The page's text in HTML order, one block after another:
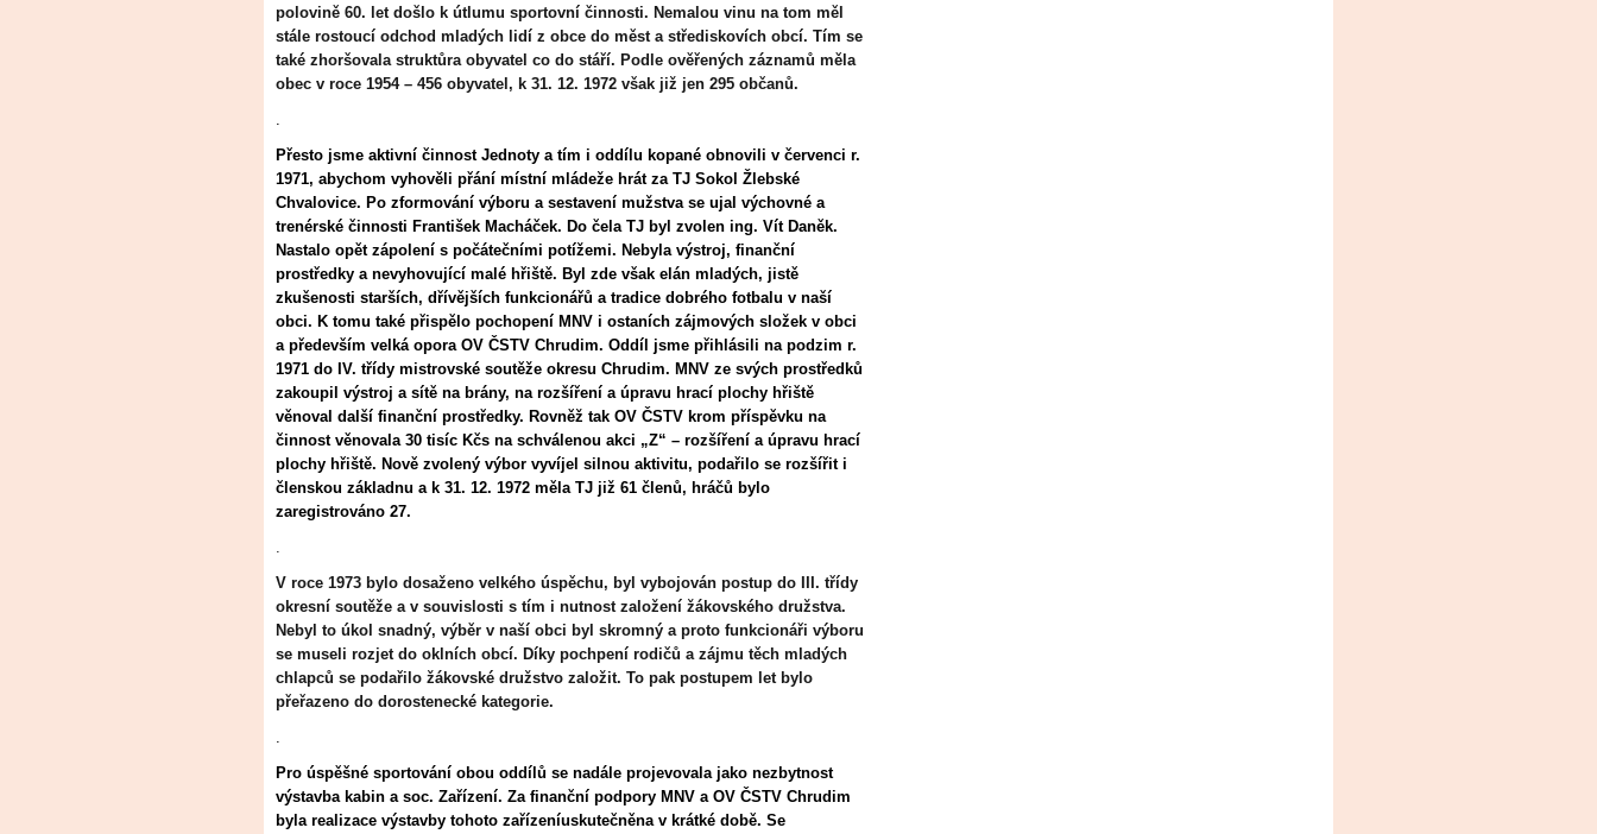
polovině 60. let došlo k útlumu sportovní činnosti. Nemalou vinu na tom měl
stále rostoucí odchod mladých lidí z obce do měst a střediskovích obcí. Tím se
také zhoršovala struktůra obyvatel co do stáří. Podle ověřených záznamů měla
obec v roce 1954 – 456 obyvatel, k 31. 12. 1972 však již jen 295 občanů.
.
Přesto jsme aktivní činnost Jednoty a tím i oddílu kopané obnovili v červenci r.
1971, abychom vyhověli přání místní mládeže hrát za TJ Sokol Žlebské
Chvalovice. Po zformování výboru a sestavení mužstva se ujal výchovné a
trenérské činnosti František Macháček. Do čela TJ byl zvolen ing. Vít Daněk.
Nastalo opět zápolení s počátečními potížemi. Nebyla výstroj, finanční
prostředky a nevyhovující malé hřiště. Byl zde však elán mladých, jistě
zkušenosti starších, dřívějších funkcionářů a tradice dobrého fotbalu v naší
obci. K tomu také přispělo pochopení MNV i ostaních zájmových složek v obci
a především velká opora OV ČSTV Chrudim. Oddíl jsme přihlásili na podzim r.
1971 do IV. třídy mistrovské soutěže okresu Chrudim. MNV ze svých prostředků
zakoupil výstroj a sítě na brány, na rozšíření a úpravu hrací plochy hřiště
věnoval další finanční prostředky. Rovněž tak OV ČSTV krom příspěvku na
činnost věnovala 30 tisíc Kčs na schválenou akci „Z“ – rozšíření a úpravu hrací
plochy hřiště. Nově zvolený výbor vyvíjel silnou aktivitu, podařilo se rozšířit i
členskou základnu a k 31. 12. 1972 měla TJ již 61 členů, hráčů bylo
zaregistrováno 27.
.
V roce 1973 bylo dosaženo velkého úspěchu, byl vybojován postup do III. třídy
okresní soutěže a v souvislosti s tím i nutnost založení žákovského družstva.
Nebyl to úkol snadný, výběr v naší obci byl skromný a proto funkcionáři výboru
se museli rozjet do oklních obcí. Díky pochpení rodičů a zájmu těch mladých
chlapců se podařilo žákovské družstvo založit. To pak postupem let bylo
přeřazeno do dorostenecké kategorie.
.
Pro úspěšné sportování obou oddílů se nadále projevovala jako nezbytnost
výstavba kabin a soc. Zařízení. Za finanční podpory MNV a OV ČSTV Chrudim
byla realizace výstavby tohoto zařízeníuskutečněna v krátké době. Se